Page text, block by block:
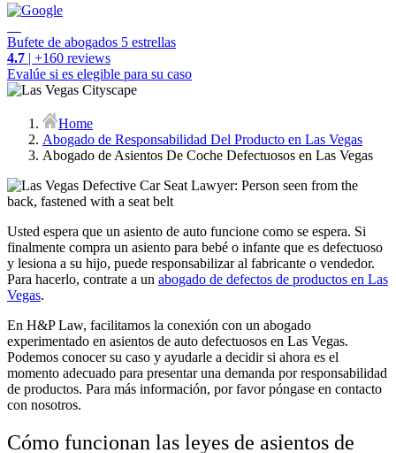
Bufete de abogados 5 estrellas
4.7 | +160 reviews
Evalúe si es elegible para su caso
Home
Abogado de Responsabilidad Del Producto en Las Vegas
Abogado de Asientos De Coche Defectuosos en Las Vegas
Usted espera que un asiento de auto funcione como se espera. Si
finalmente compra un asiento para bebé o infante que es defectuoso
y lesiona a su hijo, puede responsabilizar al fabricante o vendedor.
Para hacerlo, contrate a un abogado de defectos de productos en Las
Vegas.
En H&P Law, facilitamos la conexión con un abogado
experimentado en asientos de auto defectuosos en Las Vegas.
Podemos conocer su caso y ayudarle a decidir si ahora es el
momento adecuado para presentar una demanda por responsabilidad
de productos. Para más información, por favor póngase en contacto
con nosotros.
Cómo funcionan las leyes de asientos de